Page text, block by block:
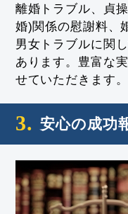
離婚トラブル、貞
婚)関係の慰謝料、
男女トラブルに関
あります。豊富な
せていただきます。
3. 安心の成功